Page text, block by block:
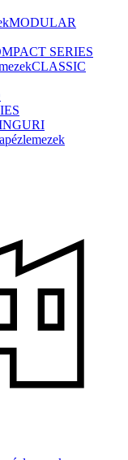
MODULAR
SERIES
CLASSIC